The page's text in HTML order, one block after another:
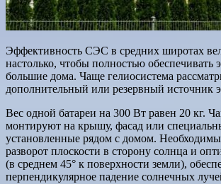
Эффективность СЭС в средних широтах
настолько, чтобы полностью обеспечивать
большие дома. Чаще гелиосистема
дополнительный или резервный источник
Вес одной батареи на 300 Вт равен 20 кг.
монтируют на крышу, фасад или
установленные рядом с домом.
разворот плоскости в сторону солнца и
(в среднем 45° к поверхности земли),
перпендикулярное падение солнечных